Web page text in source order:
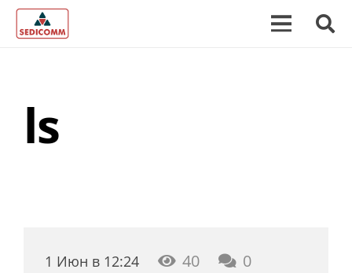
ls
1 Июн в 12:24 40 0